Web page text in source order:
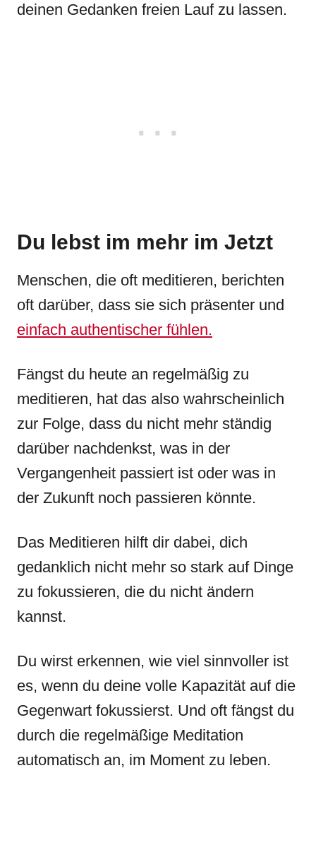
deinen Gedanken freien Lauf zu lassen.
Du lebst im mehr im Jetzt
Menschen, die oft meditieren, berichten
oft darüber, dass sie sich präsenter und
einfach authentischer fühlen.
Fängst du heute an regelmäßig zu
meditieren, hat das also wahrscheinlich
zur Folge, dass du nicht mehr ständig
darüber nachdenkst, was in der
Vergangenheit passiert ist oder was in
der Zukunft noch passieren könnte.
Das Meditieren hilft dir dabei, dich
gedanklich nicht mehr so stark auf Dinge
zu fokussieren, die du nicht ändern
kannst.
Du wirst erkennen, wie viel sinnvoller ist
es, wenn du deine volle Kapazität auf die
Gegenwart fokussierst. Und oft fängst du
durch die regelmäßige Meditation
automatisch an, im Moment zu leben.